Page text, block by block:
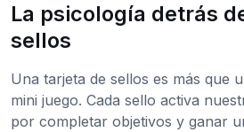
La psicología detrás
sellos
Una tarjeta de sellos es más que
mini juego. Cada sello activa
por completar objetivos y ganar